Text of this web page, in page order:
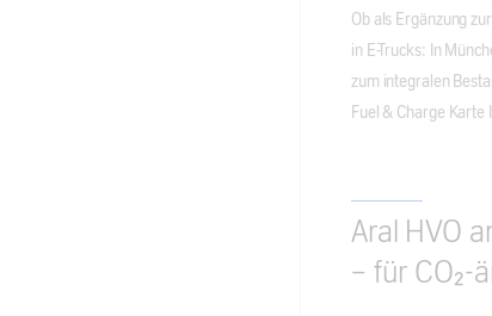
Ob als Ergänzung
in E-Trucks: In
zum integralen
Fuel & Charge
Aral HVO
– für CO₂-